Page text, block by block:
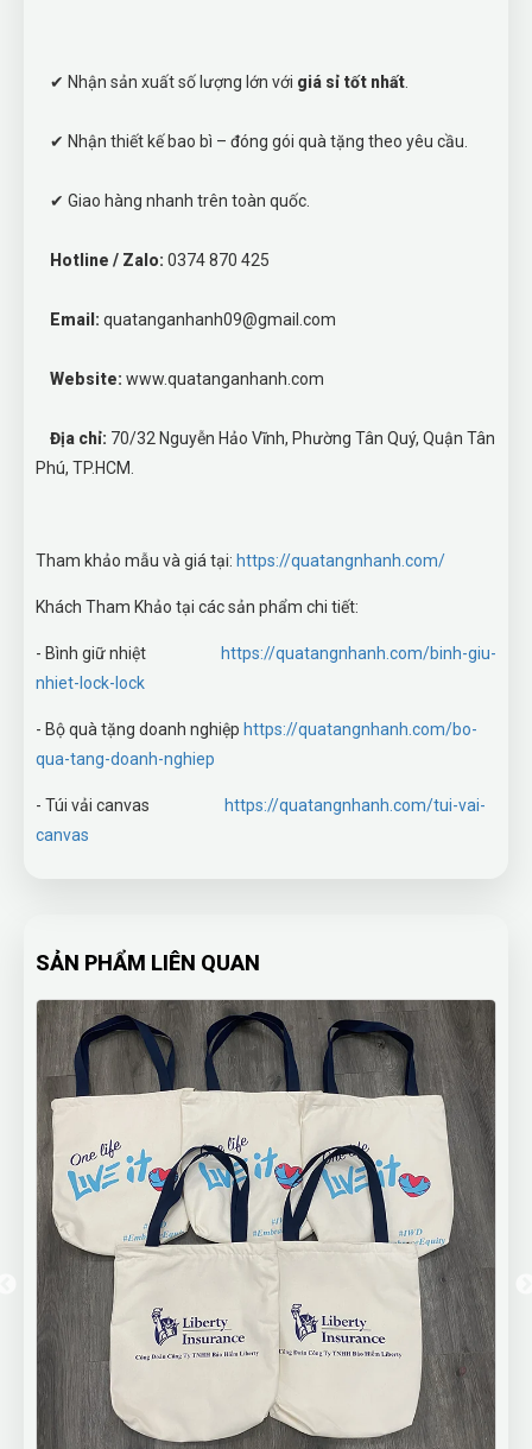
✔ Nhận sản xuất số lượng lớn với giá sỉ tốt nhất
✔ Nhận thiết kế bao bì – đóng gói quà tặng theo yêu cầu.
✔ Giao hàng nhanh trên toàn quốc.
Hotline / Zalo: 0374 870 425
Email: quatanganhanh09@gmail.com
Website: www.quatanganhanh.com
Địa chỉ: 70/32 Nguyễn Hảo Vĩnh, Phường Tân Quý, Quận Tân
Phú, TP.HCM.
Tham khảo mẫu và giá tại: https://quatangnhanh.com/
Khách Tham Khảo tại các sản phẩm chi tiết:
- Bình giữ nhiệt
https://quatangnhanh.com/binh-giu-
nhiet-lock-lock
- Bộ quà tặng doanh nghiệp https://quatangnhanh.com/bo-
qua-tang-doanh-nghiep
- Túi vải canvas
https://quatangnhanh.com/tui-vai-
canvas
SẢN PHẨM LIÊN QUAN